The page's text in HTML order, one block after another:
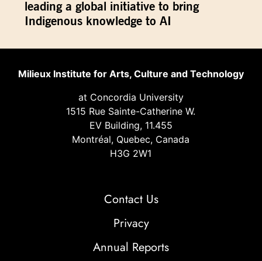
leading a global initiative to bring
Indigenous knowledge to AI
Milieux Institute for Arts, Culture and Technology
at Concordia University
1515 Rue Sainte-Catherine W.
EV Building, 11.455
Montréal, Quebec, Canada
H3G 2W1
Contact Us
Privacy
Annual Reports